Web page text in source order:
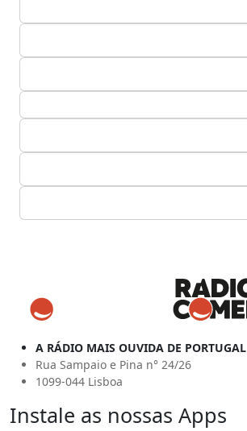
A RÁDIO MAIS OUVIDA DE PORTUGAL
Rua Sampaio e Pina n° 24/26
1099-044 Lisboa
Instale as nossas Apps